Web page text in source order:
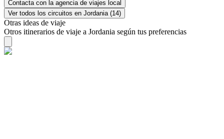
Contacta con la agencia de viajes local
Ver todos los circuitos en Jordania (14)
Otras ideas de viaje
Otros itinerarios de viaje a Jordania según tus preferencias